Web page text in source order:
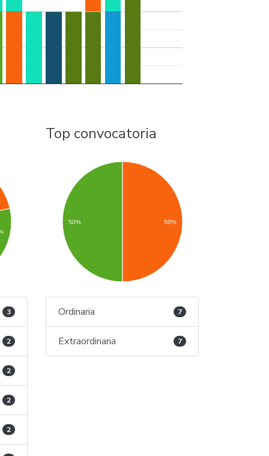
3
2
2
2
2
Top convocatoria
50% 50%
Ordinaria 7
Extraordinaria 7